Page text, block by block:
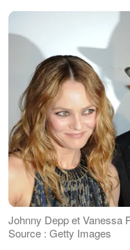
Johnny Depp et Vanessa
Source : Getty Images